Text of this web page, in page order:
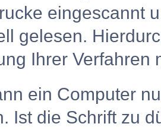
eingescannt
gelesen.
Ihrer Verfahren
ein Computer
Ist die Schrift zu